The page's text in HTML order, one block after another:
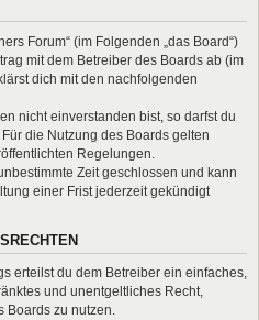
Forum“ (im Folgenden „das Board“)
mit dem Betreiber des Boards ab (im
dich mit den nachfolgenden
nicht einverstanden bist, so darfst du
die Nutzung des Boards gelten
Regelungen.
Zeit geschlossen und kann
einer Frist jederzeit gekündigt
erteilst du dem Betreiber ein einfaches,
und unentgeltliches Recht,
Boards zu nutzen.